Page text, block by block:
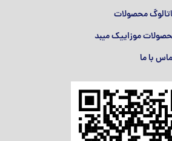
محصولات
موزاییک میبد
با ما